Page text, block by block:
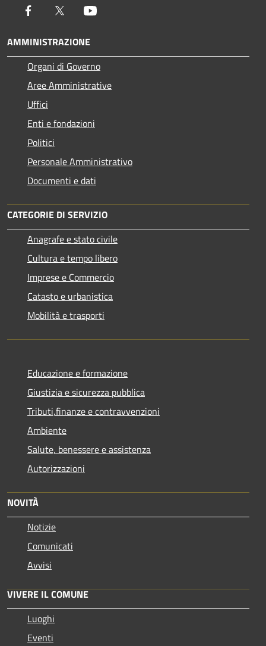
Facebook Twitter
AMMINISTRAZIONE
Organi di Governo
Aree Amministrative
Uffici
Enti e fondazioni
Politici
Personale Amministrativo
Documenti e dati
CATEGORIE DI SERVIZIO
Anagrafe e stato civile
Cultura e tempo libero
Imprese e Commercio
Catasto e urbanistica
Mobilità e trasporti
Educazione e formazione
Giustizia e sicurezza pubblica
Tributi,finanze e contravvenzioni
Ambiente
Salute, benessere e assistenza
Autorizzazioni
NOVITÀ
Notizie
Comunicati
Avvisi
VIVERE IL COMUNE
Luoghi
Eventi